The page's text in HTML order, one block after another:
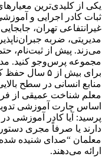
یکی از کلیدی‌ترین
ثبات کادر اجرایی و
غیرانتفاعی تهران،
مدیریتی، ضربه
می‌زند. پیش از ثبت‌نام،
مجموعه پرس‌وجو کنید.
برای بیش از
منابع انسانی در سطح
معلم شناخت عمیقی از
اساس چارت آموزشی
پرسید: آیا کادر
دارند یا صرفاً مجری
معلمان “صدای شنیده شده”
ارائه می‌دهند.